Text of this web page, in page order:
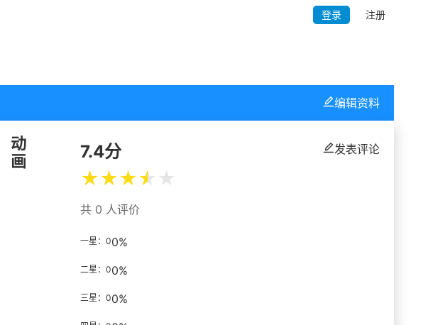
登录 注册
动
画
发表评论
7.4分
★★★★ ★
共 0 人评价
一星：00%
二星：00%
三星：00%
编辑资料